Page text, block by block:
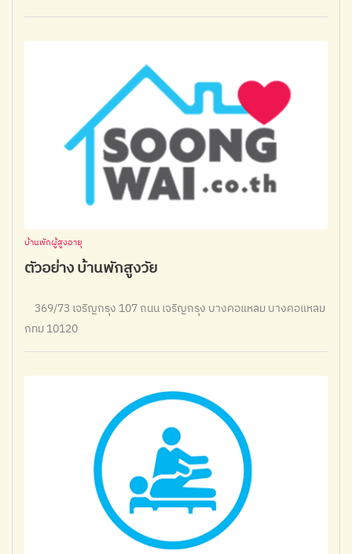
บ้านพักผู้สูงอายุ
ตัวอย่าง บ้านพักสูงวัย
369/73 เจริญกรุง 107 ถนน เจริญกรุง บางคอแหลม บางคอแหลม
กทม 10120